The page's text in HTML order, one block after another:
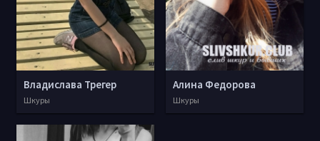
Владислава Трегер
Шкуры
Алина Федорова
Шкуры